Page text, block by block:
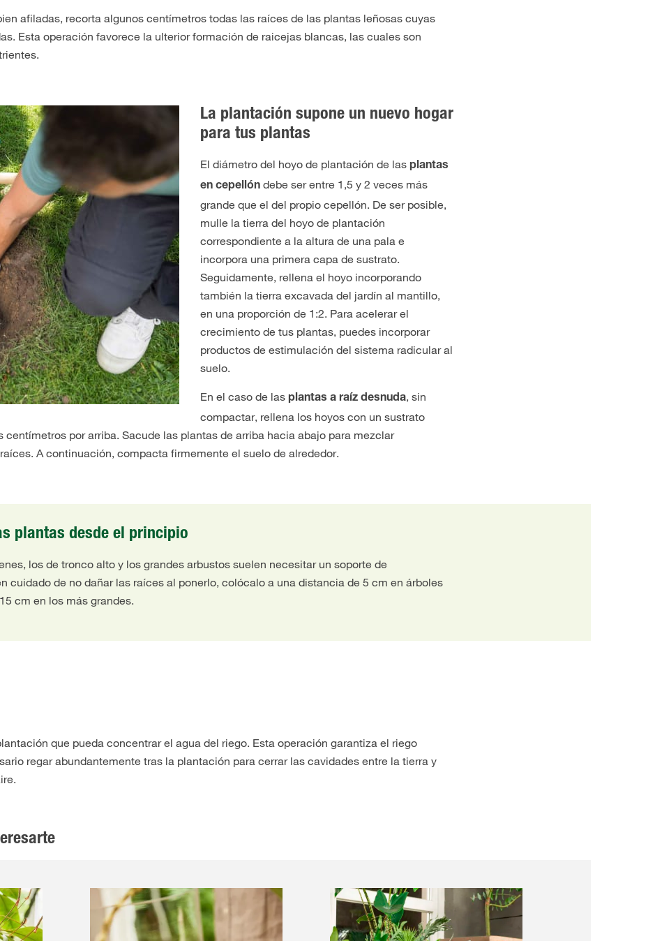
afiladas, recorta algunos centímetros todas las raíces de las plantas leñosas cuyas
Esta operación favorece la ulterior formación de raicejas blancas, las cuales son
La plantación supone un nuevo hogar
para tus plantas
El diámetro del hoyo de plantación de las plantas
en cepellón debe ser entre 1,5 y 2 veces más
grande que el del propio cepellón. De ser posible,
mulle la tierra del hoyo de plantación
correspondiente a la altura de una pala e
incorpora una primera capa de sustrato.
Seguidamente, rellena el hoyo incorporando
también la tierra excavada del jardín al mantillo,
en una proporción de 1:2. Para acelerar el
crecimiento de tus plantas, puedes incorporar
productos de estimulación del sistema radicular al
suelo.
En el caso de las plantas a raíz desnuda, sin
compactar, rellena los hoyos con un sustrato
por arriba. Sacude las plantas de arriba hacia abajo para mezclar
A continuación, compacta firmemente el suelo de alrededor.
plantas desde el principio
los de tronco alto y los grandes arbustos suelen necesitar un soporte de
cuidado de no dañar las raíces al ponerlo, colócalo a una distancia de 5 cm en árboles
cm en los más grandes.
que pueda concentrar el agua del riego. Esta operación garantiza el riego
regar abundantemente tras la plantación para cerrar las cavidades entre la tierra y